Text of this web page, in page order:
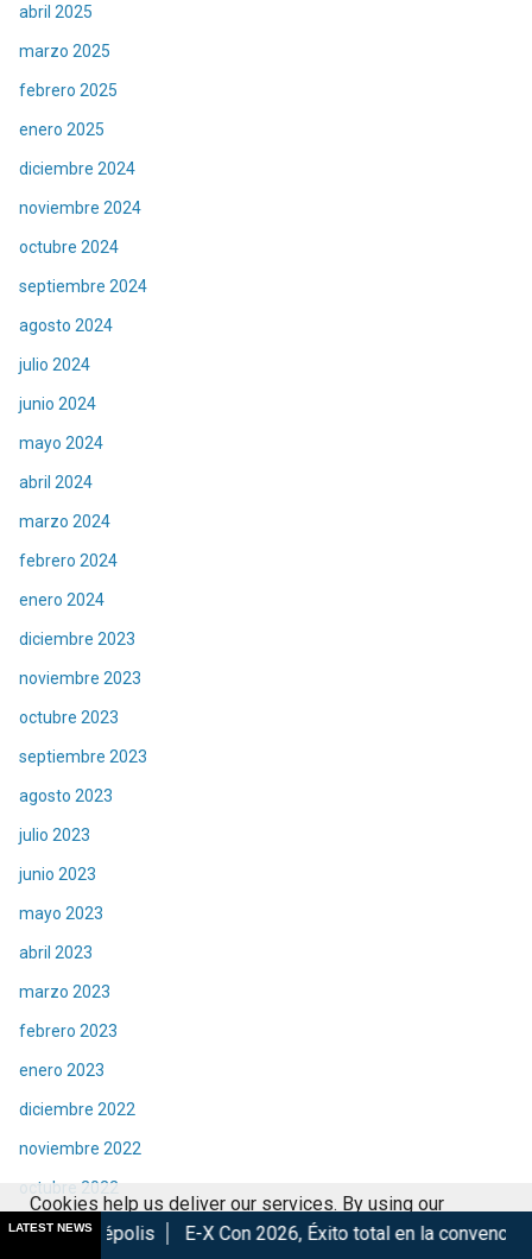
abril 2025
marzo 2025
febrero 2025
enero 2025
diciembre 2024
noviembre 2024
octubre 2024
septiembre 2024
agosto 2024
julio 2024
junio 2024
mayo 2024
abril 2024
marzo 2024
febrero 2024
enero 2024
diciembre 2023
noviembre 2023
octubre 2023
septiembre 2023
agosto 2023
julio 2023
junio 2023
mayo 2023
abril 2023
marzo 2023
febrero 2023
enero 2023
diciembre 2022
noviembre 2022
octubre 2022
septiembre 2022
LATEST NEWS
E-X Con 2026, Éxito total en la convención. Los Mejores
Cookies help us deliver our services. By using our
services, you agree to our use of cookies.
Got it